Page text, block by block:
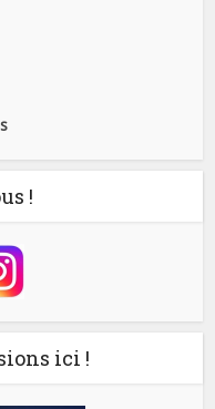
!
ici !